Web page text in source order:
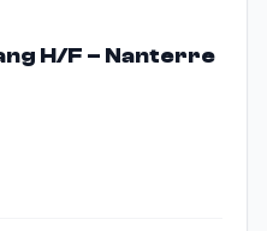
H/F – Nanterre